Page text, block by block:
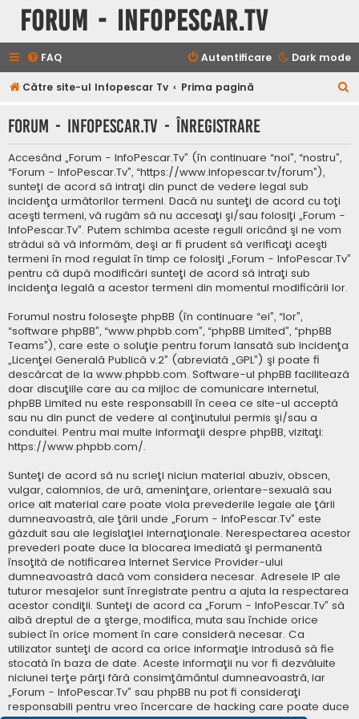
Forum - InfoPescar.Tv
Dark mode
FAQ Autentificare
Către site-ul Infopescar Tv Prima pagină
t
Forum - InfoPescar.Tv - Înregistrare
Accesând „Forum - InfoPescar.Tv” (în continuare “noi”, “nostru”,
“Forum - InfoPescar.Tv”, “https://www.infopescar.tv/forum”),
sunteţi de acord să intraţi din punct de vedere legal sub
incidenţa următorilor termeni. Dacă nu sunteţi de acord cu toţi
aceşti termeni, vă rugăm să nu accesaţi şi/sau folosiţi „Forum -
InfoPescar.Tv”. Putem schimba aceste reguli oricând şi ne vom
strădui să vă informăm, deşi ar fi prudent să verificaţi aceşti
termeni în mod regulat în timp ce folosiţi „Forum - InfoPescar.Tv”
pentru că după modificări sunteţi de acord să intraţi sub
incidenţa legală a acestor termeni din momentul modificării lor.
Forumul nostru foloseşte phpBB (în continuare “ei”, “lor”,
“software phpBB”, “www.phpbb.com”, “phpBB Limited”, “phpBB
Teams”), care este o soluţie pentru forum lansată sub incidenţa
„Licenţei Generală Publică v.2” (abreviată „GPL”) şi poate fi
descărcat de la www.phpbb.com. Software-ul phpBB facilitează
doar discuţiile care au ca mijloc de comunicare internetul,
phpBB Limited nu este responsabill în ceea ce site-ul acceptă
sau nu din punct de vedere al conţinutului permis şi/sau a
conduitei. Pentru mai multe informaţii despre phpBB, vizitaţi:
https://www.phpbb.com/.
Sunteţi de acord să nu scrieţi niciun material abuziv, obscen,
vulgar, calomnios, de ură, ameninţare, orientare-sexuală sau
orice alt material care poate viola prevederile legale ale ţării
dumneavoastră, ale ţării unde „Forum - InfoPescar.Tv” este
găzduit sau ale legislaţiei internaţionale. Nerespectarea acestor
prevederi poate duce la blocarea imediată şi permanentă
însoţită de notificarea Internet Service Provider-ului
dumneavoastră dacă vom considera necesar. Adresele IP ale
tuturor mesajelor sunt înregistrate pentru a ajuta la respectarea
acestor condiţii. Sunteţi de acord ca „Forum - InfoPescar.Tv” să
aibă dreptul de a şterge, modifica, muta sau închide orice
subiect în orice moment în care consideră necesar. Ca
utilizator sunteţi de acord ca orice informaţie introdusă să fie
stocată în baza de date. Aceste informaţii nu vor fi dezvăluite
niciunei terţe părţi fără consimţământul dumneavoastră, iar
„Forum - InfoPescar.Tv” sau phpBB nu pot fi consideraţi
responsabili pentru vreo încercare de hacking care poate duce